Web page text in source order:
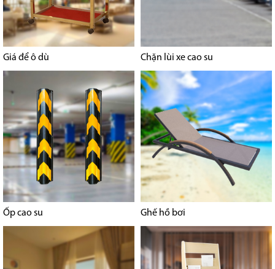
Giá để ô dù Chặn lùi xe cao su
Ốp cao su Ghế hồ bơi